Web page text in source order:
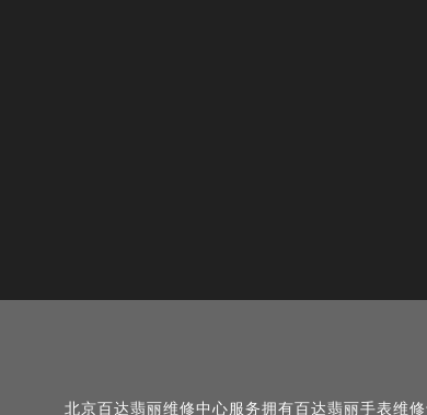
北京百达翡丽维修中心服务拥有百达翡丽手表维